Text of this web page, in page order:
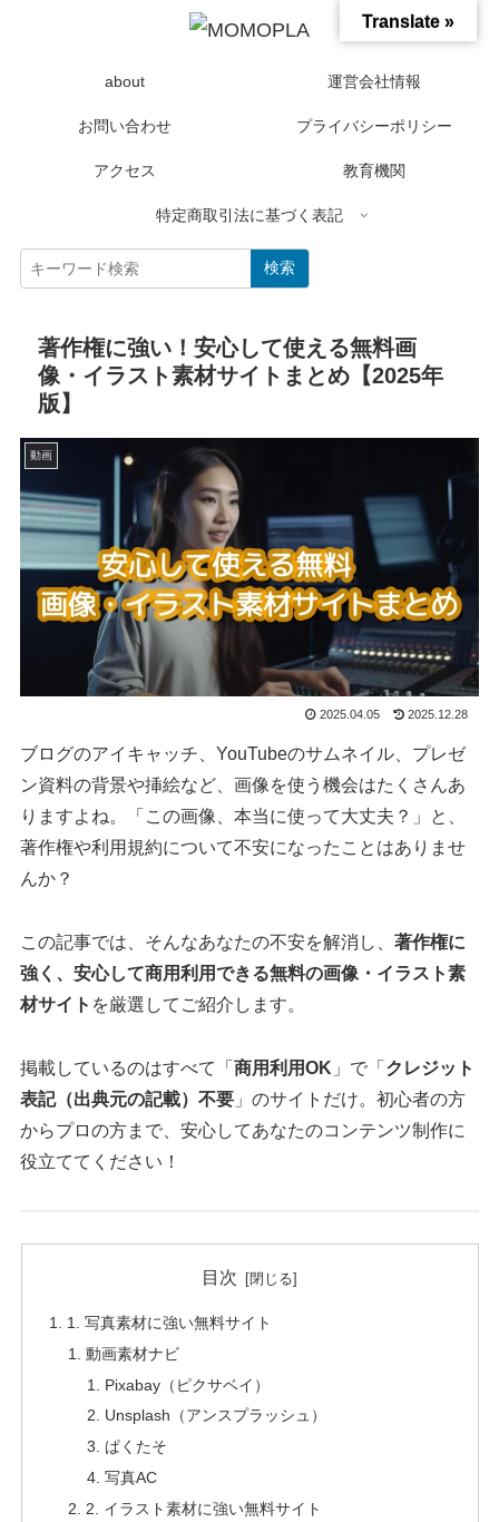
about 運営会社情報
お問い合わせ プライバシーポリシー
アクセス 教育機関
特定商取引法に基づく表記
検索
著作権に強い！安心して使える無料画
像・イラスト素材サイトまとめ【2025年
版】
動画
2025.04.05 2025.12.28
ブログのアイキャッチ、YouTubeのサムネイル、プレゼ
ン資料の背景や挿絵など、画像を使う機会はたくさんあ
りますよね。「この画像、本当に使って大丈夫？」と、
著作権や利用規約について不安になったことはありませ
んか？
この記事では、そんなあなたの不安を解消し、著作権に
強く、安心して商用利用できる無料の画像・イラスト素
材サイト を厳選してご紹介します。
掲載しているのはすべて「商用利用OK 」で「 クレジット
表記（出典元の記載）不要 」のサイトだけ。初心者の方
からプロの方まで、安心してあなたのコンテンツ制作に
役立ててください！
目次
1. 写真素材に強い無料サイト
動画素材ナビ
Pixabay（ピクサベイ）
Unsplash（アンスプラッシュ）
ぱくたそ
写真AC
2. イラスト素材に強い無料サイト
Translate »